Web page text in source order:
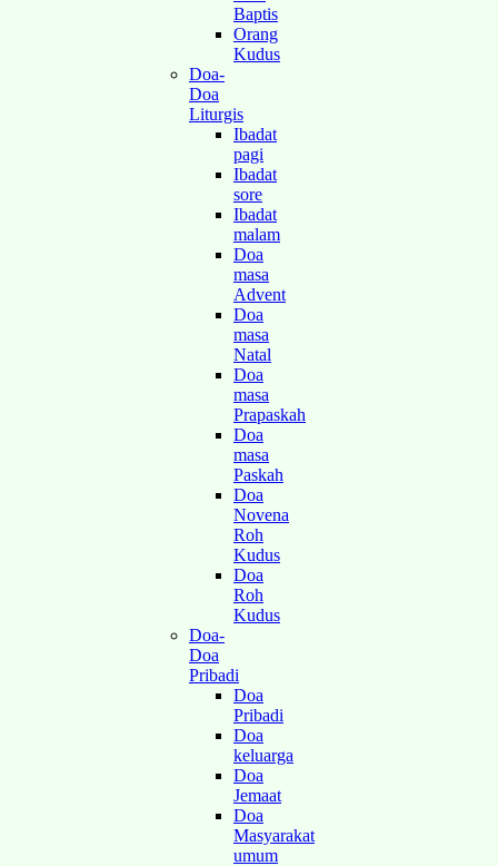
Baptis
Orang
Kudus
Doa-
Doa
Liturgis
Ibadat
pagi
Ibadat
sore
Ibadat
malam
Doa
masa
Advent
Doa
masa
Natal
Doa
masa
Prapaskah
Doa
masa
Paskah
Doa
Novena
Roh
Kudus
Doa
Roh
Kudus
Doa-
Doa
Pribadi
Doa
Pribadi
Doa
keluarga
Doa
Jemaat
Doa
Masyarakat
umum